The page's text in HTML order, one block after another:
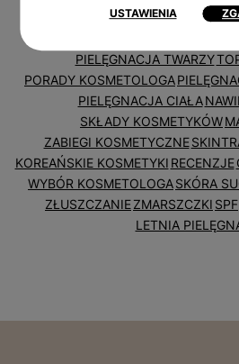
USTAWIENIA
PIELĘGNACJA TWARZY
PORADY KOSMETOLOGA
PIELĘGNACJA CIAŁA
SKŁADY KOSMETYKÓW
ZABIEGI KOSMETYCZNE
KOREAŃSKIE KOSMETYKI RECENZJE
WYBÓR KOSMETOLOGASKÓRA
ZŁUSZCZANIEZMARSZCZKI SPF
LETNIA